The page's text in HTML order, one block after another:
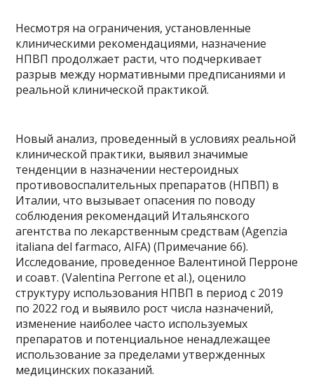
Несмотря на ограничения, установленные
клиническими рекомендациями, назначение
НПВП продолжает расти, что подчеркивает
разрыв между нормативными предписаниями и
реальной клинической практикой.
Новый анализ, проведенный в условиях реальной
клинической практики, выявил значимые
тенденции в назначении нестероидных
противовоспалительных препаратов (НПВП) в
Италии, что вызывает опасения по поводу
соблюдения рекомендаций Итальянского
агентства по лекарственным средствам (Agenzia
italiana del farmaco, AIFA) (Примечание 66).
Исследование, проведенное Валентиной Перроне
и соавт. (Valentina Perrone et al.), оценило
структуру использования НПВП в период с 2019
по 2022 год и выявило рост числа назначений,
изменение наиболее часто используемых
препаратов и потенциальное ненадлежащее
использование за пределами утвержденных
медицинских показаний.